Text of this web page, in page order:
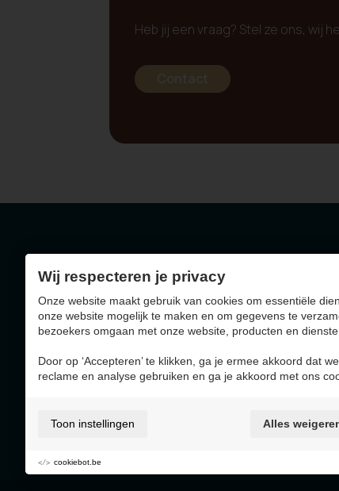
Heb jij een vraag? Stel ze ons, wij
Contact
BE0403.788.036
Wij respecteren je privacy
Onze website maakt gebruik van cookies om essentiële
onze website mogelijk te maken en om gegevens te
bezoekers omgaan met onze website, producten en
Door op ‘Accepteren’ te klikken, ga je ermee akkoord dat
reclame en analyse gebruiken en ga je akkoord met ons
Toon instellingen Alles
cookiebot.be